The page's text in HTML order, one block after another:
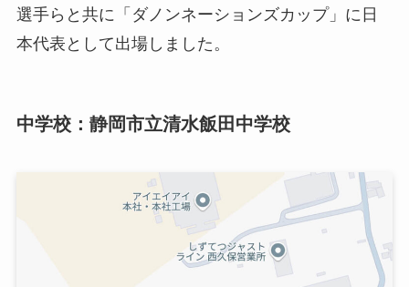
選手らと共に「ダノンネーションズカップ」に日
本代表として出場しました。
中学校：静岡市立清水飯田中学校